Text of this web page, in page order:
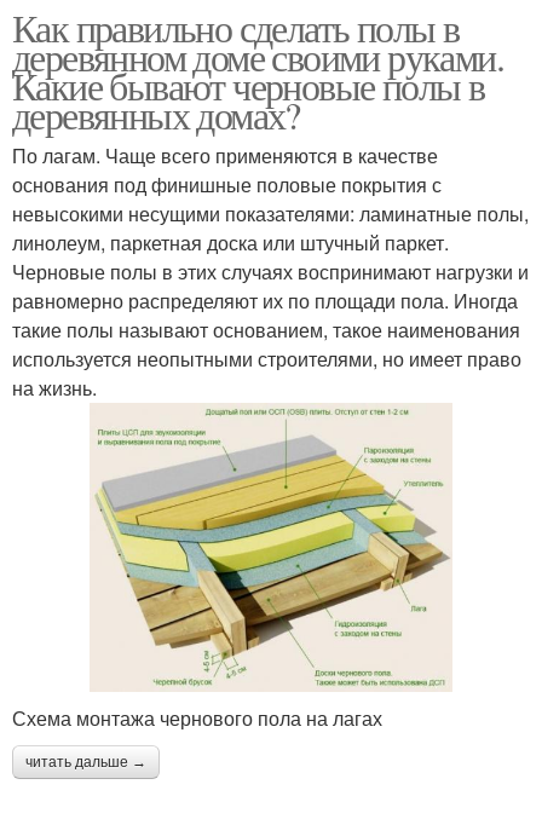
Как правильно сделать полы в
деревянном доме своими руками.
Какие бывают черновые полы в
деревянных домах?
По лагам. Чаще всего применяются в качестве
основания под финишные половые покрытия с
невысокими несущими показателями: ламинатные полы,
линолеум, паркетная доска или штучный паркет.
Черновые полы в этих случаях воспринимают нагрузки и
равномерно распределяют их по площади пола. Иногда
такие полы называют основанием, такое наименования
используется неопытными строителями, но имеет право
на жизнь.
Схема монтажа чернового пола на лагах
читать дальше →